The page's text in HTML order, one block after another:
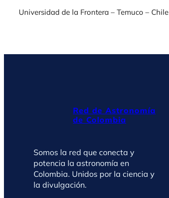
Universidad de la Frontera – Temuco – Chile
Red de Astronomía
de Colombia
Somos la red que conecta y
potencia la astronomía en
Colombia. Unidos por la ciencia y
la divulgación.